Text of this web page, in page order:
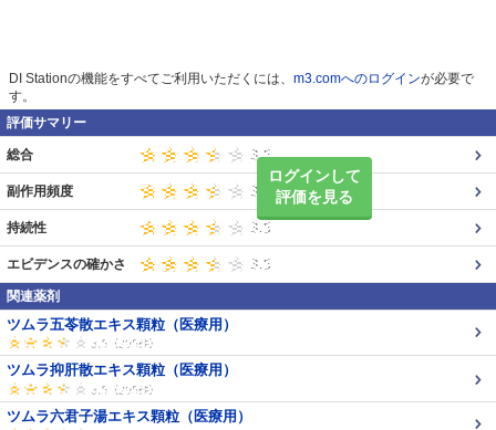
DI Stationの機能をすべてご利用いただくには、 m3.comへのログインが必要で
す。
評価サマリー
ログインして
評価を見る
総合
副作用頻度
持続性
エビデンスの確かさ
関連薬剤
ツムラ五苓散エキス顆粒（医療用）
ツムラ抑肝散エキス顆粒（医療用）
ツムラ六君子湯エキス顆粒（医療用）